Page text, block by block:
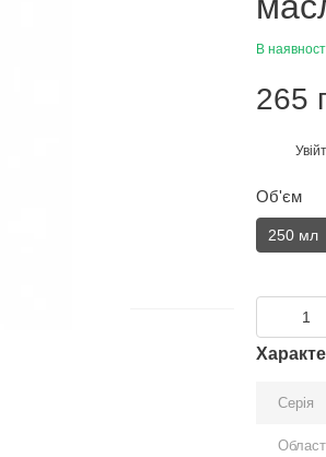
В
265
Об'єм
250 мл
Серія